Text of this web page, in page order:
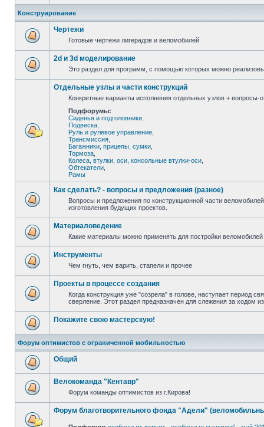
Конструирование
Чертежи
Готовые чертежи лигерадов и веломобилей
2d и 3d моделирование
Это раздел для программ, с помощью которых можно
Отдельные узлы и части конструкций
Конкретные варианты исполнения отдельных узлов + вопросы-
Подфорумы:
Сиденья и подголовники
Подвеска
Руль и рулевое управление
Трансмиссия
Багажники, прицепы, сумки
Тормоза
Колеса, втулки, оси, консольные втулки-оси
Обтекатели
Рамы
Как сделать? - вопросы и предложения (разное)
Вопросы и предложения по конструкционной части
изготовления будущих проектов.
Материаловедение
Какие материалы можно применять для постройки
Инструменты
Чем гнуть, чем варить, стапели и прочее
Проекты в процессе создания
Когда конструкция уже "созрела" в голове, наступает период
сверление. Этот раздел предназначен для слежения за ходом
Покажите свою мастерскую!
Форум оптимистов с ограниченной мобильностью
Общий
Велокоманда "Кентавр"
Форум команды оптимистов из г.Кирова!
Форум благотворительного фонда "Адели"